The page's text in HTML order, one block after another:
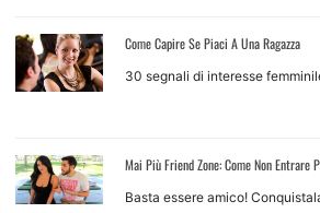
Come Capire Se Piaci A Una Ragazza
30 segnali di interesse
Mai Più Friend Zone: Come Non Entrare
Basta essere amico!